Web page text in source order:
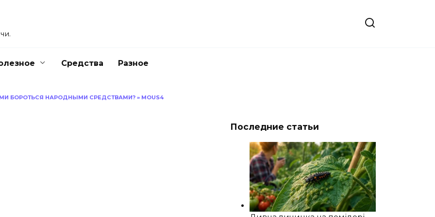
Средства Разное
БОРОТЬСЯ НАРОДНЫМИ СРЕДСТВАМИ? » MOUS4
Последние статьи